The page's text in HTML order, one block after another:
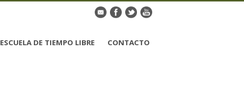
ESCUELA DE TIEMPO LIBRE CONTACTO